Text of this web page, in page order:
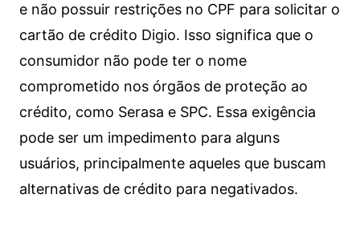
e não possuir restrições no CPF para solicitar o
cartão de crédito Digio. Isso significa que o
consumidor não pode ter o nome
comprometido nos órgãos de proteção ao
crédito, como Serasa e SPC. Essa exigência
pode ser um impedimento para alguns
usuários, principalmente aqueles que buscam
alternativas de crédito para negativados.